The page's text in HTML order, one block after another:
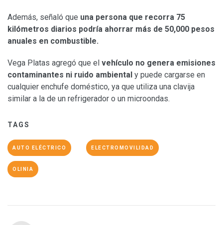
Además, señaló que una persona que recorra 75
kilómetros diarios podría ahorrar más de 50,000 pesos
anuales en combustible.
Vega Platas agregó que el vehículo no genera emisiones
contaminantes ni ruido ambiental y puede cargarse en
cualquier enchufe doméstico, ya que utiliza una clavija
similar a la de un refrigerador o un microondas.
TAGS
AUTO ELÉCTRICO ELECTROMOVILIDAD
OLINIA